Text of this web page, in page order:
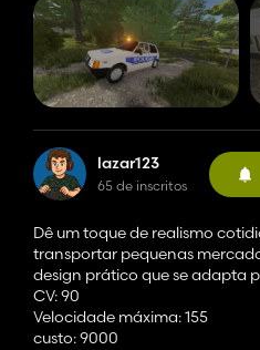
lazar123
65 de inscritos
Dê um toque de realismo
transportar pequenas
design prático que se adapta
CV: 90
Velocidade máxima: 155
custo: 9000